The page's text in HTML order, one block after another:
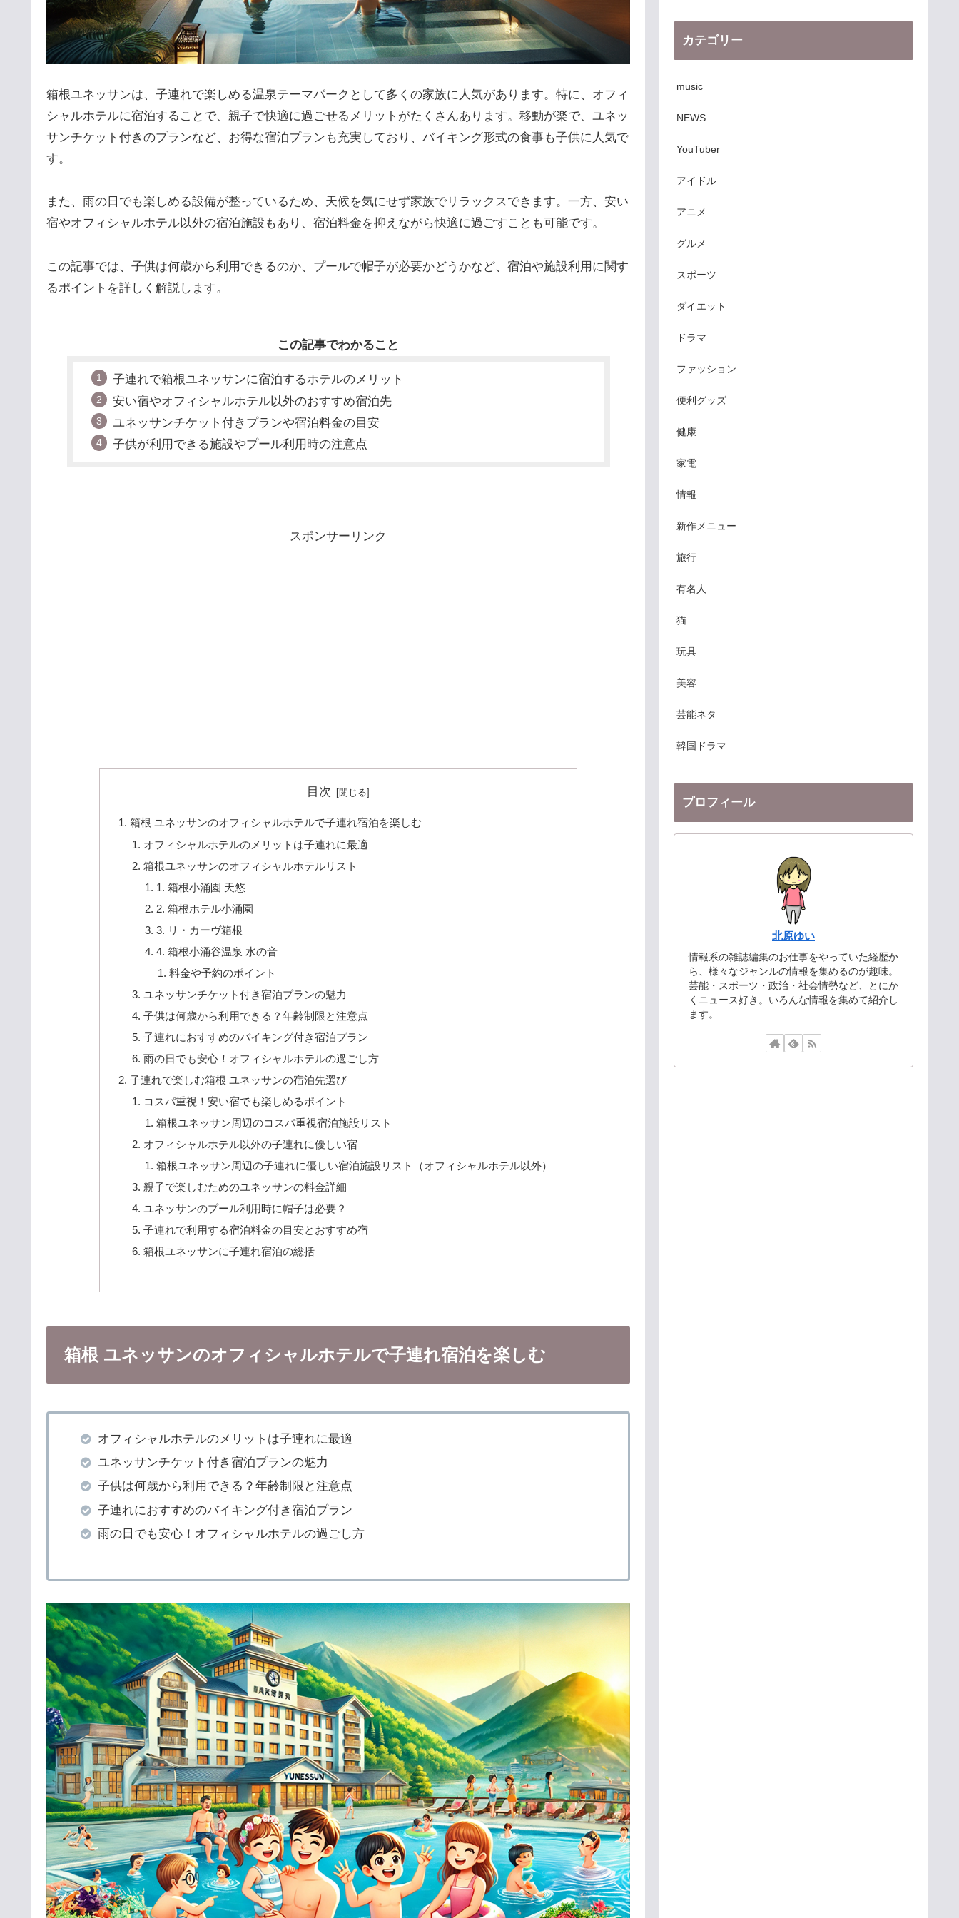
箱根ユネッサンは、子連れで楽しめる温泉テーマパークとして多くの家族に人気があります。特に、オフィ
シャルホテルに宿泊することで、親子で快適に過ごせるメリットがたくさんあります。移動が楽で、ユネッ
サンチケット付きのプランなど、お得な宿泊プランも充実しており、バイキング形式の食事も子供に人気で
す。
また、雨の日でも楽しめる設備が整っているため、天候を気にせず家族でリラックスできます。一方、安い
宿やオフィシャルホテル以外の宿泊施設もあり、宿泊料金を抑えながら快適に過ごすことも可能です。
この記事では、子供は何歳から利用できるのか、プールで帽子が必要かどうかなど、宿泊や施設利用に関す
るポイントを詳しく解説します。
この記事でわかること
子連れで箱根ユネッサンに宿泊するホテルのメリット
安い宿やオフィシャルホテル以外のおすすめ宿泊先
ユネッサンチケット付きプランや宿泊料金の目安
子供が利用できる施設やプール利用時の注意点
スポンサーリンク
目次
箱根 ユネッサンのオフィシャルホテルで子連れ宿泊を楽しむ
オフィシャルホテルのメリットは子連れに最適
箱根ユネッサンのオフィシャルホテルリスト
1. 箱根小涌園 天悠
2. 箱根ホテル小涌園
3. リ・カーヴ箱根
4. 箱根小涌谷温泉 水の音
料金や予約のポイント
ユネッサンチケット付き宿泊プランの魅力
子供は何歳から利用できる？年齢制限と注意点
子連れにおすすめのバイキング付き宿泊プラン
雨の日でも安心！オフィシャルホテルの過ごし方
子連れで楽しむ箱根 ユネッサンの宿泊先選び
コスパ重視！安い宿でも楽しめるポイント
箱根ユネッサン周辺のコスパ重視宿泊施設リスト
オフィシャルホテル以外の子連れに優しい宿
箱根ユネッサン周辺の子連れに優しい宿泊施設リスト（オフィシャルホテル以外）
親子で楽しむためのユネッサンの料金詳細
ユネッサンのプール利用時に帽子は必要？
子連れで利用する宿泊料金の目安とおすすめ宿
箱根ユネッサンに子連れ宿泊の総括
箱根 ユネッサンのオフィシャルホテルで子連れ宿泊を楽しむ
オフィシャルホテルのメリットは子連れに最適
ユネッサンチケット付き宿泊プランの魅力
子供は何歳から利用できる？年齢制限と注意点
子連れにおすすめのバイキング付き宿泊プラン
雨の日でも安心！オフィシャルホテルの過ごし方
カテゴリー
music
NEWS
YouTuber
アイドル
アニメ
グルメ
スポーツ
ダイエット
ドラマ
ファッション
便利グッズ
健康
家電
情報
新作メニュー
旅行
有名人
猫
玩具
美容
芸能ネタ
韓国ドラマ
プロフィール
北原ゆい
情報系の雑誌編集のお仕事をやっていた経歴か
ら、様々なジャンルの情報を集めるのが趣味。
芸能・スポーツ・政治・社会情勢など、とにか
くニュース好き。いろんな情報を集めて紹介し
ます。